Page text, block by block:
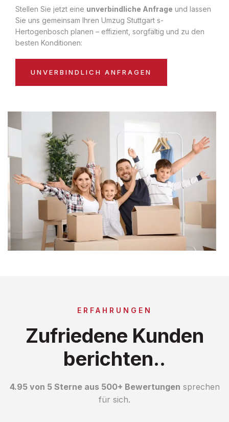
Stellen Sie jetzt eine unverbindliche Anfrage und lassen
Sie uns gemeinsam Ihren Umzug Stuttgart s-
Hertogenbosch planen – effizient, sorgfältig und zu den
besten Konditionen:
UNVERBINDLICH ANFRAGEN
ERFAHRUNGEN
Zufriedene Kunden
berichten..
4.95 von 5 Sterne aus 500+ Bewertungen sprechen
für sich.